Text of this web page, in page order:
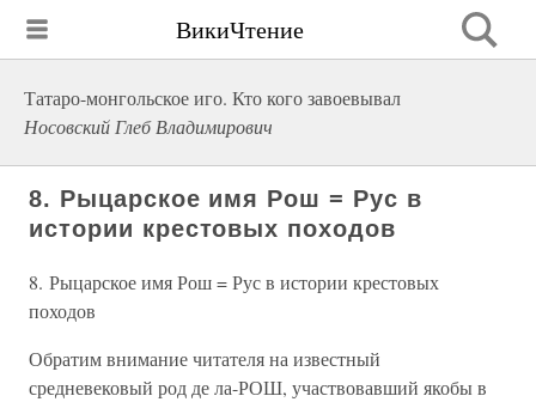
ВикиЧтение
Татаро-монгольское иго. Кто кого завоевывал
Носовский Глеб Владимирович
8. Рыцарское имя Рош = Рус в
истории крестовых походов
8. Рыцарское имя Рош = Рус в истории крестовых
походов
Обратим внимание читателя на известный
средневековый род де ла-РОШ, участвовавший якобы в